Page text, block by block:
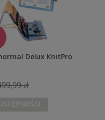
Delux KnitPro
zł